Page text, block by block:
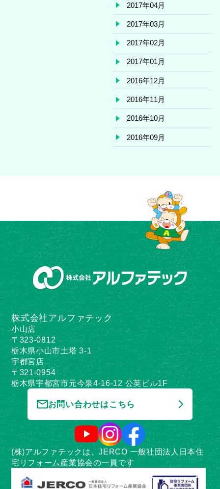
2017年04月
2017年03月
2017年02月
2017年01月
2016年12月
2016年11月
2016年10月
2016年09月
株式会社アルファテック
小山店
〒323-0812
栃木県小山市土塔 3-1
宇都宮店
〒321-0954
栃木県宇都宮市元今泉4-16-12 公英ビル1F
お問い合わせはこちら
(株)アルファテックは、JERCO 一般社団法人日本住
宅リフォーム産業協会の一員です